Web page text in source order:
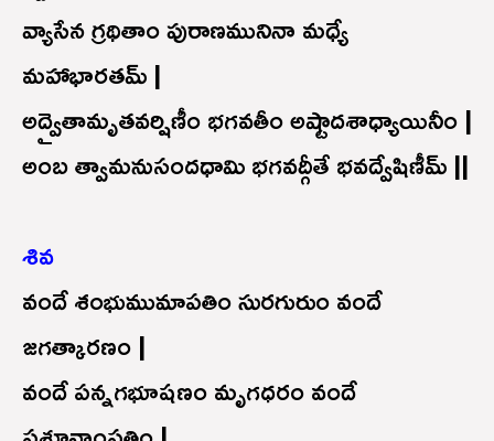
వ్యాసేన గ్రథితాం పురాణమునినా మధ్యే
మహాభారతమ్ |
అద్వైతామృతవర్షిణీం భగవతీం అష్టాదశాధ్యాయినీం |
అంబ త్వామనుసందధామి భగవద్గీతే భవద్వేషిణీమ్ ||
శివ
వందే శంభుముమాపతిం సురగురుం వందే
జగత్కారణం |
వందే పన్నగభూషణం మృగధరం వందే